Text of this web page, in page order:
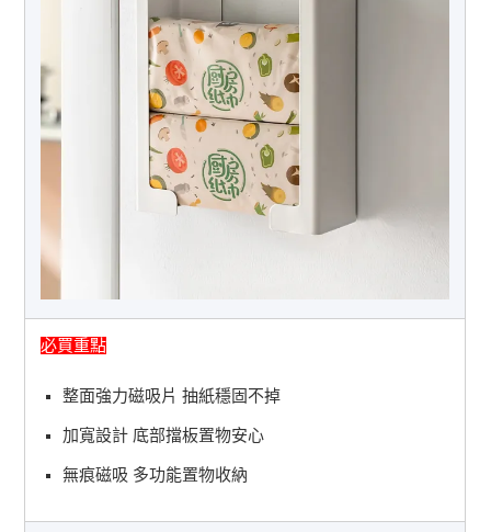
必買重點
整面強力磁吸片 抽紙穩固不掉
加寬設計 底部擋板置物安心
無痕磁吸 多功能置物收納